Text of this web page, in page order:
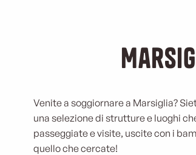
Venite a soggiornare a Marsiglia?
una selezione di strutture e luoghi
passeggiate e visite, uscite con i
quello che cercate!
Ristoranti per
a Marsiglia